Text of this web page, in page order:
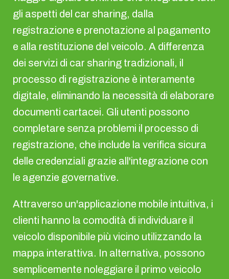
gli aspetti del car sharing, dalla
registrazione e prenotazione al pagamento
e alla restituzione del veicolo. A differenza
dei servizi di car sharing tradizionali, il
processo di registrazione è interamente
digitale, eliminando la necessità di elaborare
documenti cartacei. Gli utenti possono
completare senza problemi il processo di
registrazione, che include la verifica sicura
delle credenziali grazie all'integrazione con
le agenzie governative.
Attraverso un'applicazione mobile intuitiva, i
clienti hanno la comodità di individuare il
veicolo disponibile più vicino utilizzando la
mappa interattiva. In alternativa, possono
semplicemente noleggiare il primo veicolo